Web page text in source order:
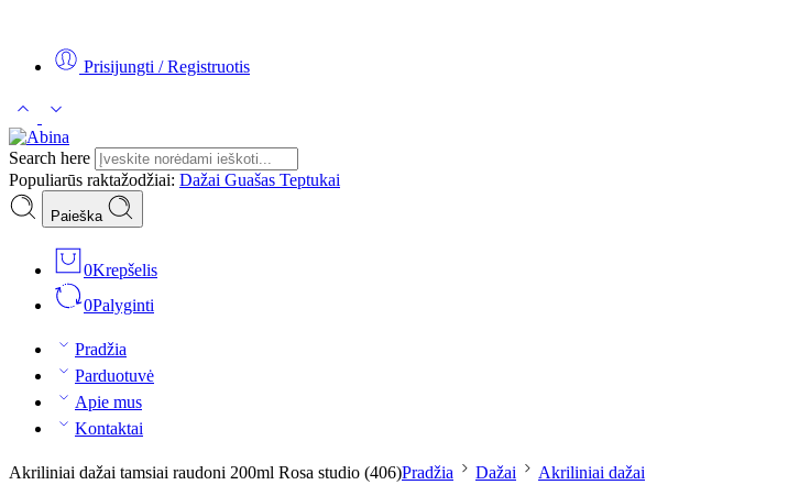
Prisijungti / Registruotis
Search here
Populiarūs raktažodžiai: Dažai Guašas Teptukai
Paieška
0Krepšelis
0Palyginti
Pradžia
Parduotuvė
Apie mus
Kontaktai
Akriliniai dažai tamsiai raudoni 200ml Rosa studio (406)Pradžia Dažai Akriliniai dažai